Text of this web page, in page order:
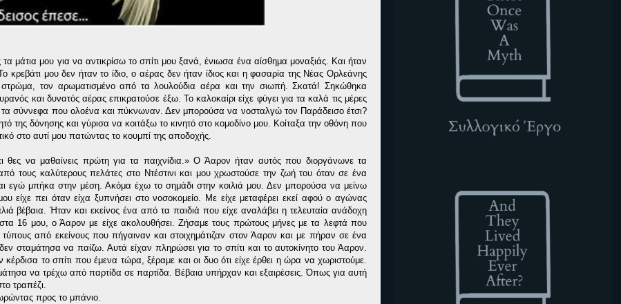
μάτια μου για να αντικρίσω το σπίτι μου ξανά, ένιωσα ένα αίσθημα μοναξιάς. Και ήταν
κρεβάτι μου δεν ήταν το ίδιο, ο αέρας δεν ήταν ίδιος και η φασαρία της Νέας Ορλεάνης
στρώμα, τον αρωματισμένο από τα λουλούδια αέρα και την σιωπή. Σκατά! Σηκώθηκα
και δυνατός αέρας επικρατούσε έξω. Το καλοκαίρι είχε φύγει για τα καλά τις μέρες
τα σύννεφα που ολοένα και πύκνωναν. Δεν μπορούσα να νοσταλγώ τον Παράδεισο έτσι?
της δόνησης και γύρισα να κοιτάξω το κινητό στο κομοδίνο μου. Κοίταξα την οθόνη που
στο αυτί μου πατώντας το κουμπί της αποδοχής.
να μαθαίνεις πρώτη για τα παιχνίδια.» Ο Άαρον ήταν αυτός που διοργάνωνε τα
τους καλύτερους πελάτες στο Ντέστινι και μου χρωστούσε την ζωή του όταν σε ένα
εγώ μπήκα στην μέση. Ακόμα έχω το σημάδι στην κοιλιά μου. Δεν μπορούσα να μείνω
πει όταν είχα ξυπνήσει στο νοσοκομείο. Με είχε μεταφέρει εκεί αφού ο αγώνας
βέβαια. Ήταν και εκείνος ένα από τα παιδιά που είχε αναλάβει η τελευταία ανάδοχη
16 μου, ο Άαρον με είχε ακολουθήσει. Ζήσαμε τους πρώτους μήνες με τα λεφτά που
από εκείνους που πήγαιναν και στοιχημάτιζαν στον Άαρον και με πήραν σε ένα
σταμάτησα να παίζω. Αυτά είχαν πληρώσει για το σπίτι και το αυτοκίνητο του Άαρον.
το σπίτι που έμενα τώρα, ξέραμε και οι δυο ότι είχε έρθει η ώρα να χωριστούμε.
να τρέχω από παρτίδα σε παρτίδα. Βέβαια υπήρχαν και εξαιρέσεις. Όπως για αυτή
τραπέζι.
προς το μπάνιο.